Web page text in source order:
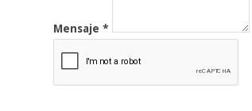
Mensaje *